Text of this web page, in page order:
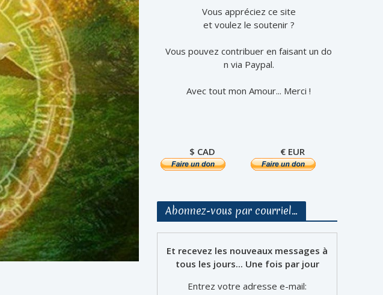
Vous appréciez ce site
et voulez le soutenir ?
Vous pouvez contribuer en faisant un do
n via Paypal.
Avec tout mon Amour... Merci !
$ CAD € EUR
Abonnez-vous par courriel…
Et recevez les nouveaux messages à
tous les jours... Une fois par jour
Entrez votre adresse e-mail: